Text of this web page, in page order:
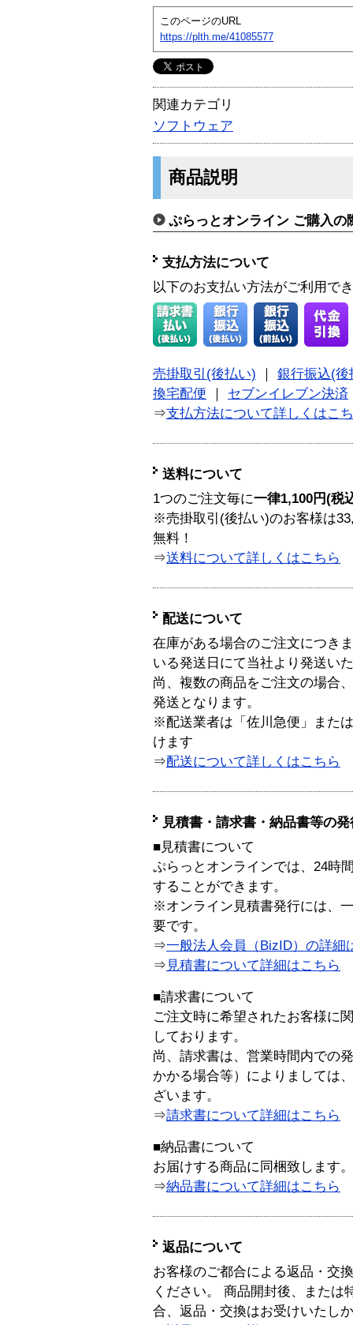
このページのURL
https://plth.me/41085577
関連カテゴリ
ソフトウェア
商品説明
ぷらっとオンライン ご購入の
支払方法について
以下のお支払い方法がご利用で
売掛取引(後払い)
銀行振込(後
換宅配便
セブンイレブン決済
⇒支払方法について詳しくはこ
送料について
1つのご注文毎に一律1,100円(税
※売掛取引(後払い)のお客様は
無料！
⇒送料について詳しくはこちら
配送について
在庫がある場合のご注文につき
いる発送日にて当社より発送い
尚、複数の商品をご注文の場合
発送となります。
※配送業者は「佐川急便」また
けます
⇒配送について詳しくはこちら
見積書・請求書・納品書等の
■見積書について
ぷらっとオンラインでは、24時
することができます。
※オンライン見積書発行には、
要です。
⇒一般法人会員（BizID）の詳細
⇒ 見積書について詳細はこちら
■請求書について
ご注文時に希望されたお客様に
しております。
尚、請求書は、営業時間内での
かかる場合等）によりましては
ざいます。
⇒請求書について詳細はこちら
■納品書について
お届けする商品に同梱致します。
⇒納品書について詳細はこちら
返品について
お客様のご都合による返品・交
ください。 商品開封後、または
合、返品・交換はお受けいたし